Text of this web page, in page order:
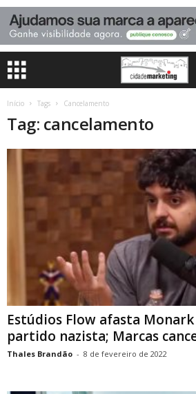
Início Tags Cancelamento
Tag: cancelamento
Estúdios Flow afasta
partido nazista; Marcas
Thales Brandão - 8 de fevereiro de 2022